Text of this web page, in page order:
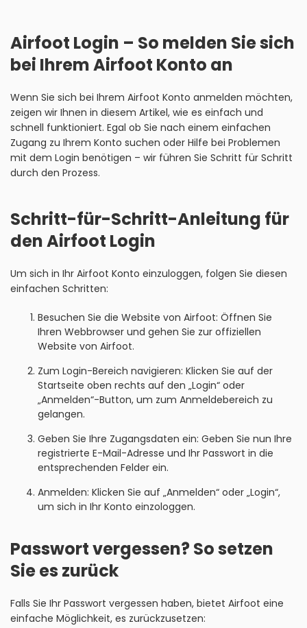
Airfoot Login – So melden Sie sich
bei Ihrem Airfoot Konto an
Wenn Sie sich bei Ihrem Airfoot Konto anmelden möchten,
zeigen wir Ihnen in diesem Artikel, wie es einfach und
schnell funktioniert. Egal ob Sie nach einem einfachen
Zugang zu Ihrem Konto suchen oder Hilfe bei Problemen
mit dem Login benötigen – wir führen Sie Schritt für Schritt
durch den Prozess.
Schritt-für-Schritt-Anleitung für
den Airfoot Login
Um sich in Ihr Airfoot Konto einzuloggen, folgen Sie diesen
einfachen Schritten:
Besuchen Sie die Website von Airfoot: Öffnen Sie
Ihren Webbrowser und gehen Sie zur offiziellen
Website von Airfoot.
Zum Login-Bereich navigieren: Klicken Sie auf der
Startseite oben rechts auf den „Login“ oder
„Anmelden“-Button, um zum Anmeldebereich zu
gelangen.
Geben Sie Ihre Zugangsdaten ein: Geben Sie nun Ihre
registrierte E-Mail-Adresse und Ihr Passwort in die
entsprechenden Felder ein.
Anmelden: Klicken Sie auf „Anmelden“ oder „Login“,
um sich in Ihr Konto einzologgen.
Passwort vergessen? So setzen
Sie es zurück
Falls Sie Ihr Passwort vergessen haben, bietet Airfoot eine
einfache Möglichkeit, es zurückzusetzen: